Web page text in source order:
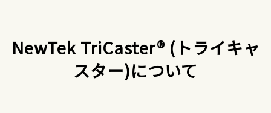
NewTek TriCaster® (トライキャ
スター)について